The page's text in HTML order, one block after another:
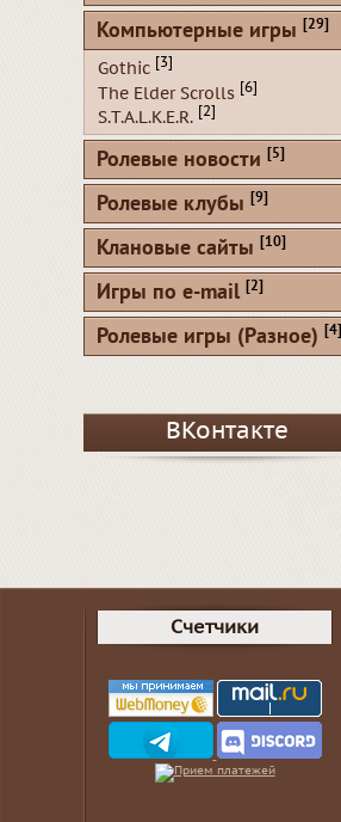
Компьютерные игры [29]
Gothic [3]
The Elder Scrolls [6]
S.T.A.L.K.E.R. [2]
Ролевые новости [5]
Ролевые клубы [9]
Клановые сайты [10]
Игры по e-mail [2]
Ролевые игры (Разное) [4]
ВКонтакте
Счетчики